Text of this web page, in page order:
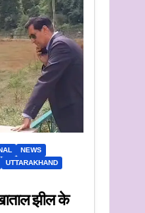
NEWS
UTTARAKHAND
झील के